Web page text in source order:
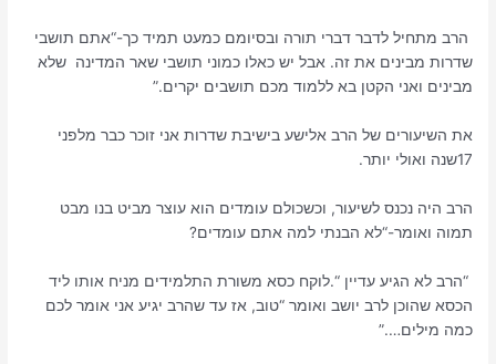
הרב מתחיל לדבר דברי תורה ובסיומם כמעט תמיד כך-“אתם תושבי
שדרות מבינים את זה. אבל יש כאלו כמוני תושבי שאר המדינה שלא
מבינים ואני הקטן בא ללמוד מכם תושבים יקרים.”
את השיעורים של הרב אלישע בישיבת שדרות אני זוכר כבר מלפני
17שנה ואולי יותר.
הרב היה נכנס לשיעור, וכשכולם עומדים הוא עוצר מביט בנו מבט
תמוה ואומר-“לא הבנתי למה אתם עומדים?
“הרב לא הגיע עדיין “.לוקח כסא משורת התלמידים מניח אותו ליד
הכסא שהוכן לרב יושב ואומר “טוב, אז עד שהרב יגיע אני אומר לכם
כמה מילים….”